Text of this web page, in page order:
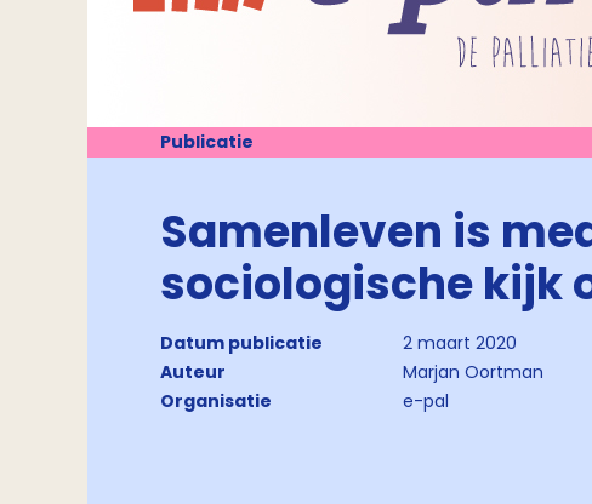
Publicatie
Samenleven is
sociologische kijk
Datum publicatie
2 maart 2020
Auteur
Marjan Oortman
Organisatie
e-pal